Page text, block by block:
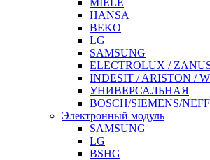
MIELE
HANSA
BEKO
LG
SAMSUNG
ELECTROLUX /
INDESIT / ARISTON /
УНИВЕРСАЛЬНАЯ
BOSCH/SIEMENS/NEFF
Электронный модуль
SAMSUNG
LG
BSHG